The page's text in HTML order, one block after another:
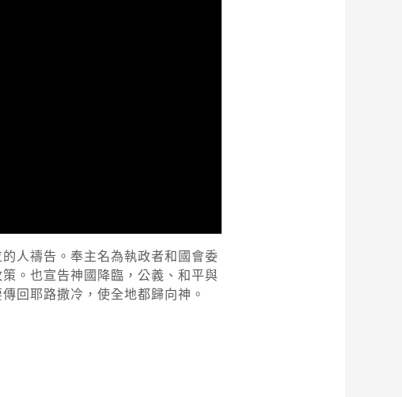
人禱告。奉主名為執政者和國會委
。也宣告神國降臨，公義、和平與
回耶路撒冷，使全地都歸向神。